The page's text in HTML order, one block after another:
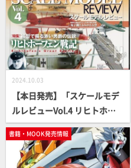
2024.10.03
【本日発売】「スケールモデ
ルレビューVol.4 リヒトホー
フェン戦記」【スケールモデ
ル】
書籍・MOOK発売情報